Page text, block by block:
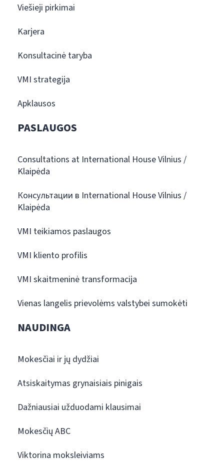
Viešieji pirkimai
Karjera
Konsultacinė taryba
VMI strategija
Apklausos
PASLAUGOS
Consultations at International House Vilnius /
Klaipėda
Консультации в International House Vilnius /
Klaipėda
VMI teikiamos paslaugos
VMI kliento profilis
VMI skaitmeninė transformacija
Vienas langelis prievolėms valstybei sumokėti
NAUDINGA
Mokesčiai ir jų dydžiai
Atsiskaitymas grynaisiais pinigais
Dažniausiai užduodami klausimai
Mokesčių ABC
Viktorina moksleiviams